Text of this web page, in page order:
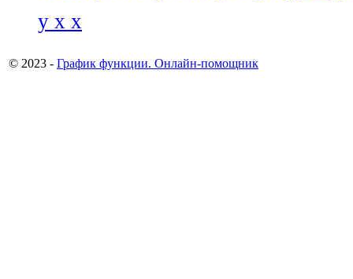
y x x
© 2023 - График функции. Онлайн-помощник